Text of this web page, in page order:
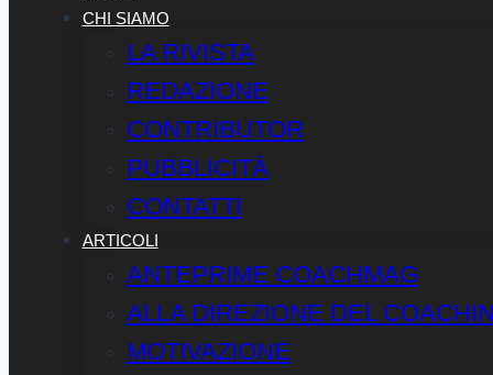
CHI SIAMO
LA RIVISTA
REDAZIONE
CONTRIBUTOR
PUBBLICITÀ
CONTATTI
ARTICOLI
ANTEPRIME COACHMAG
ALLA DIREZIONE DEL
MOTIVAZIONE